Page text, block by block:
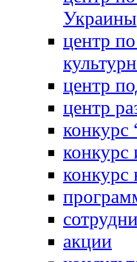
Украины
центр
центр
центр
конкурс
конкурс
конкурс
акции